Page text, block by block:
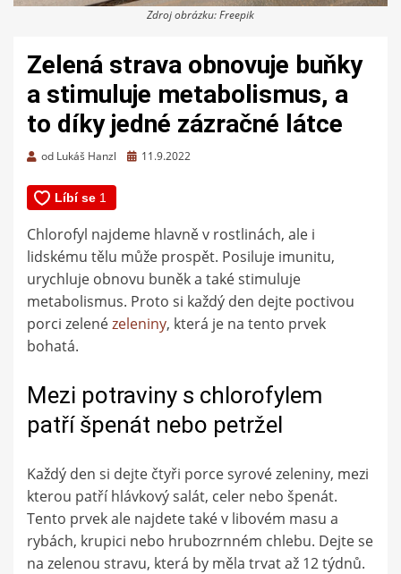
Zdroj obrázku: Freepik
Zelená strava obnovuje buňky
a stimuluje metabolismus, a
to díky jedné zázračné látce
od Lukáš Hanzl
Zveřejněno
11.9.2022
Chlorofyl najdeme hlavně v rostlinách, ale i
lidskému tělu může prospět. Posiluje imunitu,
urychluje obnovu buněk a také stimuluje
metabolismus. Proto si každý den dejte poctivou
porci zelenézeleniny, která je na tento prvek
bohatá.
Mezi potraviny s chlorofylem
patří špenát nebo petržel
Každý den si dejte čtyři porce syrové zeleniny, mezi
kterou patří hlávkový salát, celer nebo špenát.
Tento prvek ale najdete také v libovém masu a
rybách, krupici nebo hrubozrnném chlebu. Dejte se
na zelenou stravu, která by měla trvat až 12 týdnů.